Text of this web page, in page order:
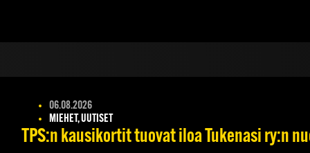
06.08.2026
MIEHET, UUTISET
TPS:n kausikortit tuovat iloa Tukenasi ry:n